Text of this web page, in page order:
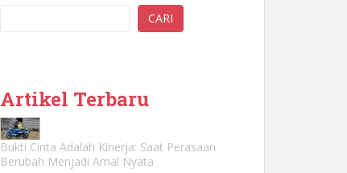
CARI
Artikel Terbaru
Bukti Cinta Adalah Kinerja: Saat Perasaan
Berubah Menjadi Amal Nyata